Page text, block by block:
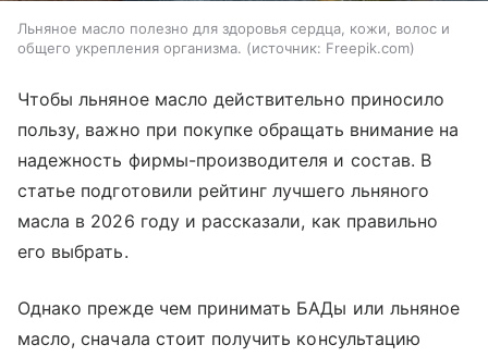
Льняное масло полезно для здоровья сердца, кожи, волос и
общего укрепления организма.
источник: Freepik.com
Чтобы льняное масло действительно приносило
пользу, важно при покупке обращать внимание на
надежность фирмы-производителя и состав. В
статье подготовили рейтинг лучшего льняного
масла в 2026 году и рассказали, как правильно
его выбрать.
Однако прежде чем принимать БАДы или льняное
масло, сначала стоит получить консультацию